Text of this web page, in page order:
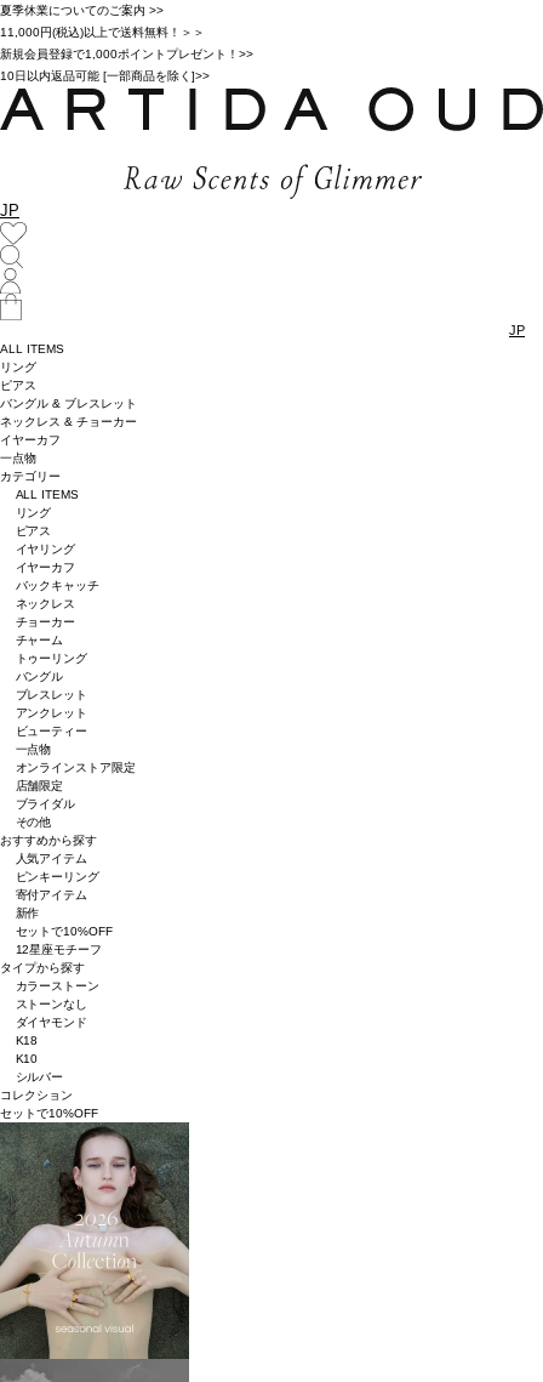
夏季休業についてのご案内 >>
11,000円(税込)以上で送料無料！＞＞
新規会員登録で1,000ポイントプレゼント！>>
10日以内返品可能 [一部商品を除く]>>
JP
JP
ALL ITEMS
リング
ピアス
バングル & ブレスレット
ネックレス & チョーカー
イヤーカフ
一点物
カテゴリー
ALL ITEMS
リング
ピアス
イヤリング
イヤーカフ
バックキャッチ
ネックレス
チョーカー
チャーム
トゥーリング
バングル
ブレスレット
アンクレット
ビューティー
一点物
オンラインストア限定
店舗限定
ブライダル
その他
おすすめから探す
人気アイテム
ピンキーリング
寄付アイテム
新作
セットで10%OFF
12星座モチーフ
タイプから探す
カラーストーン
ストーンなし
ダイヤモンド
K18
K10
シルバー
コレクション
セットで10%OFF